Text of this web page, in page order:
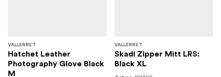
VALLERRET
Hatchet Leather
Photography Glove Black
M
VALLERRET
Skadi Zipper Mitt LRS:
Black XL